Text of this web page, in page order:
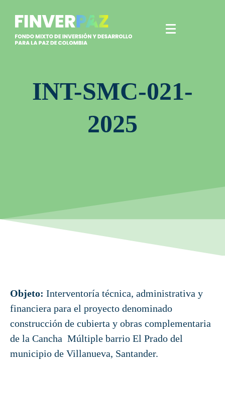
INT-SMC-021-
2025
Objeto: Interventoría técnica, administrativa y
financiera para el proyecto denominado
construcción de cubierta y obras complementaria
de la Cancha Múltiple barrio El Prado del
municipio de Villanueva, Santander.